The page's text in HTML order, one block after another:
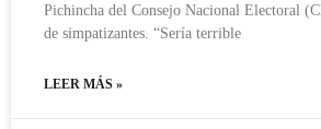
Pichincha del Consejo Nacional Electoral
de simpatizantes. “Sería terrible
LEER MÁS »